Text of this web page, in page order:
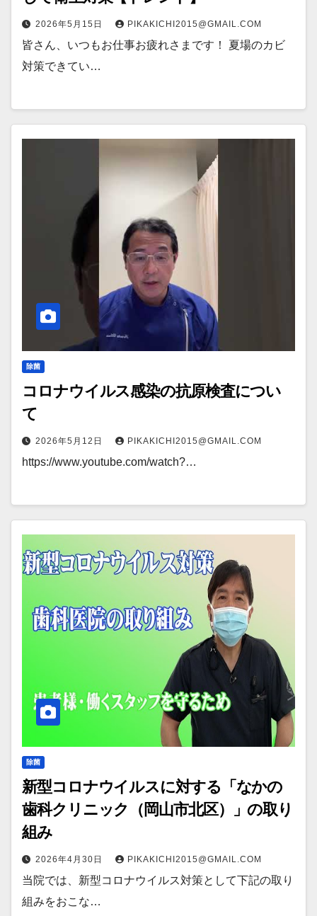
2026年5月15日 PIKAKICHI2015@GMAIL.COM
皆さん、いつもお仕事お疲れさまです！ 夏場のカビ
対策できてい…
除菌
コロナウイルス感染の抗原検査につい
て
2026年5月12日 PIKAKICHI2015@GMAIL.COM
https://www.youtube.com/watch?…
除菌
新型コロナウイルスに対する「なかの
歯科クリニック（岡山市北区）」の取り
組み
2026年4月30日 PIKAKICHI2015@GMAIL.COM
当院では、新型コロナウイルス対策として下記の取り
組みをおこな…